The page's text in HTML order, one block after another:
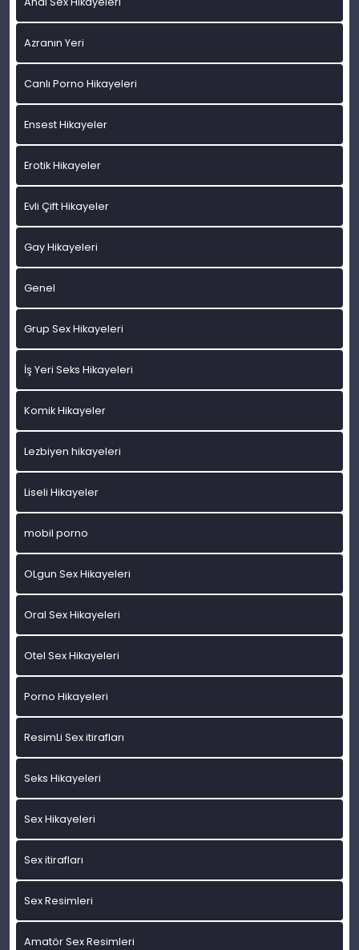
Azranın Yeri
Canlı Porno Hikayeleri
Ensest Hikayeler
Erotik Hikayeler
Evli Çift Hikayeler
Gay Hikayeleri
Genel
Grup Sex Hikayeleri
İş Yeri Seks Hikayeleri
Komik Hikayeler
Lezbiyen hikayeleri
Liseli Hikayeler
mobil porno
OLgun Sex Hikayeleri
Oral Sex Hikayeleri
Otel Sex Hikayeleri
Porno Hikayeleri
ResimLi Sex itirafları
Seks Hikayeleri
Sex Hikayeleri
Sex itirafları
Sex Resimleri
Amatör Sex Resimleri